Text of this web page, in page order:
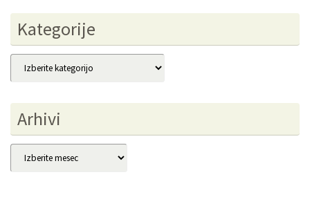
Kategorije
Kategorije
Arhivi
Arhivi